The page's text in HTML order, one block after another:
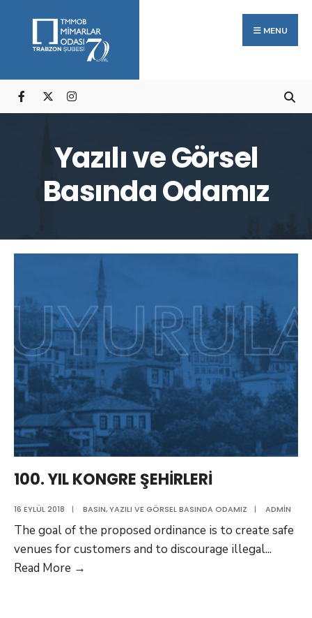
content
MENU
Yazılı ve Görsel
Basında Odamız
100. YIL KONGRE ŞEHİRLERİ
16 EYLÜL 2018 | BASIN,YAZILI VE GÖRSEL BASINDA ODAMIZ | ADMIN
The goal of the proposed ordinance is to create safe
venues for customers and to discourage illegal...
Read More →